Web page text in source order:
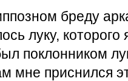
бреду
луку,
поклонником
мне приснился